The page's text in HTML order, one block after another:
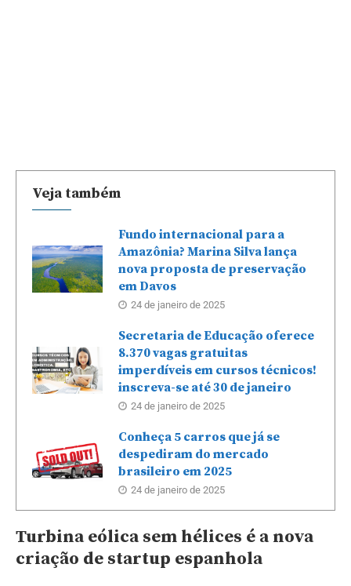
Veja também
Fundo internacional para a
Amazônia? Marina Silva lança
nova proposta de preservação
em Davos
24 de janeiro de 2025
Secretaria de Educação oferece
8.370 vagas gratuitas
imperdíveis em cursos técnicos!
inscreva-se até 30 de janeiro
24 de janeiro de 2025
Conheça 5 carros que já se
despediram do mercado
brasileiro em 2025
24 de janeiro de 2025
Turbina eólica sem hélices é a nova
criação de startup espanhola